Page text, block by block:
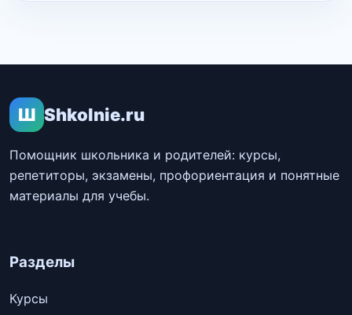
Ш Shkolnie.ru
Помощник школьника и родителей: курсы,
репетиторы, экзамены, профориентация и понятные
материалы для учебы.
Разделы
Курсы